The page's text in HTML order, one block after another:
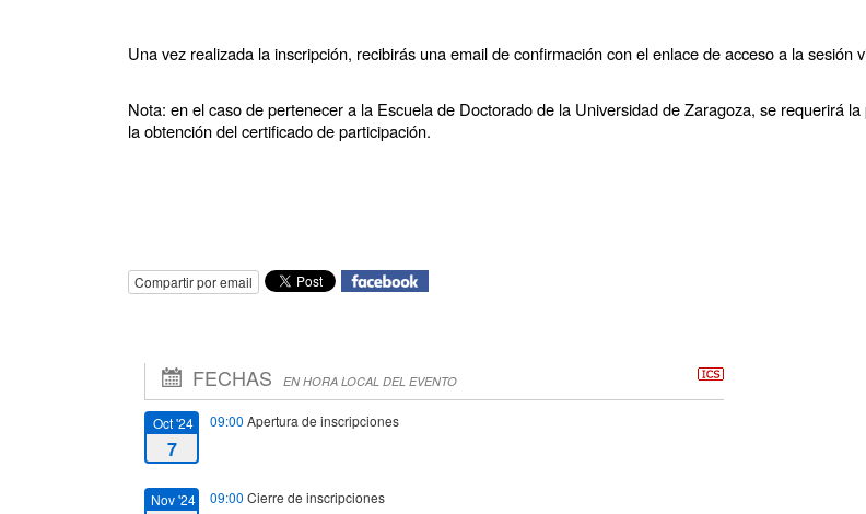
Una vez realizada la inscripción, recibirás una email de confirmación con el enlace de acceso a la sesión
Nota: en el caso de pertenecer a la Escuela de Doctorado de la Universidad de Zaragoza, se requerirá
la obtención del certificado de participación.
Compartir por email
FECHAS EN HORA LOCAL DEL EVENTO
Oct '24
7
09:00 Apertura de inscripciones
Nov '24 09:00 Cierre de inscripciones